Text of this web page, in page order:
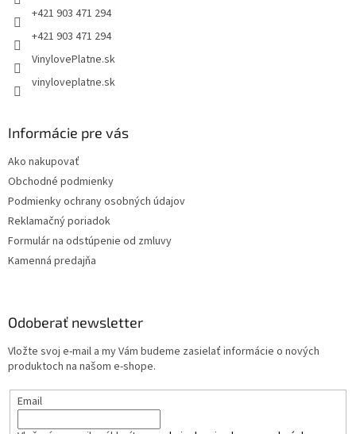
+421 903 471 294
+421 903 471 294
VinylovePlatne.sk
vinyloveplatne.sk
Informácie pre vás
Ako nakupovať
Obchodné podmienky
Podmienky ochrany osobných údajov
Reklamačný poriadok
Formulár na odstúpenie od zmluvy
Kamenná predajňa
Odoberať newsletter
Vložte svoj e-mail a my Vám budeme zasielať informácie o nových
produktoch na našom e-shope.
Email